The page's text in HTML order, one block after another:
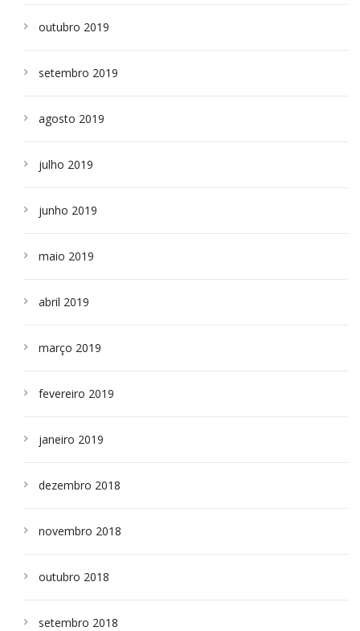
outubro 2019
setembro 2019
agosto 2019
julho 2019
junho 2019
maio 2019
abril 2019
março 2019
fevereiro 2019
janeiro 2019
dezembro 2018
novembro 2018
outubro 2018
setembro 2018